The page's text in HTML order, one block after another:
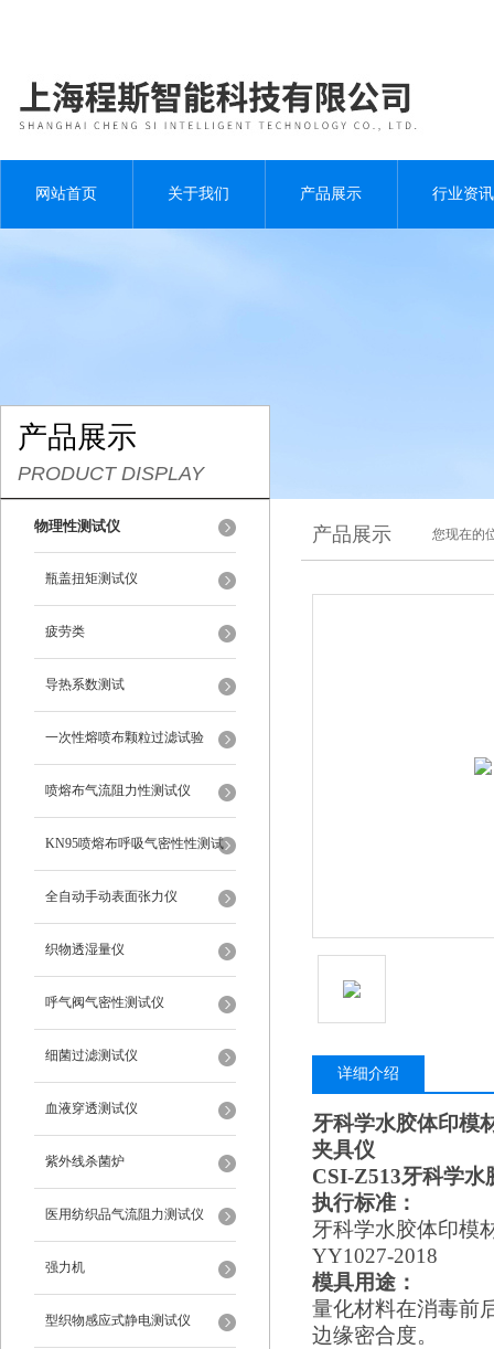
网站首页 关于我们 产品展示 行业资讯
产品展示
PRODUCT DISPLAY
物理性测试仪
瓶盖扭矩测试仪
疲劳类
导热系数测试
一次性熔喷布颗粒过滤试验
喷熔布气流阻力性测试仪
KN95喷熔布呼吸气密性性测试
仪
全自动手动表面张力仪
织物透湿量仪
呼气阀气密性测试仪
细菌过滤测试仪
血液穿透测试仪
紫外线杀菌炉
医用纺织品气流阻力测试仪
强力机
型织物感应式静电测试仪
产品展示 您现在的
详细介绍
牙科学水胶体印模
夹具仪
CSI-Z513牙科学水
执行标准：
牙科学水胶体印模
YY1027-2018
模具用途：
量化材料在消毒前
边缘密合度。